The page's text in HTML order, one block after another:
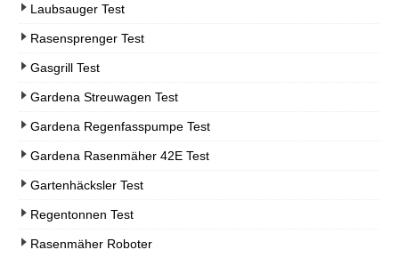
Laubsauger Test
Rasensprenger Test
Gasgrill Test
Gardena Streuwagen Test
Gardena Regenfasspumpe Test
Gardena Rasenmäher 42E Test
Gartenhäcksler Test
Regentonnen Test
Rasenmäher Roboter